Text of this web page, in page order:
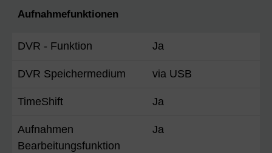
Aufnahmefunktionen
DVR - Funktion Ja
DVR Speichermedium via USB
TimeShift Ja
Aufnahmen
Bearbeitungsfunktion
Ja